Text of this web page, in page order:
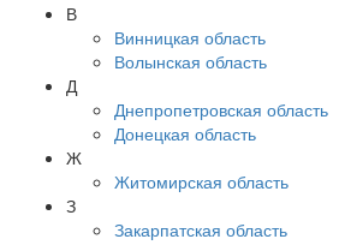
В
Винницкая область
Волынская область
Д
Днепропетровская область
Донецкая область
Ж
Житомирская область
З
Закарпатская область